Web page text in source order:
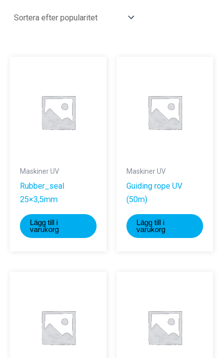
Maskiner UV
Rubber_seal
25×3,5mm
Lägg till i
varukorg
Maskiner UV
Guiding rope UV
(50m)
Lägg till i
varukorg